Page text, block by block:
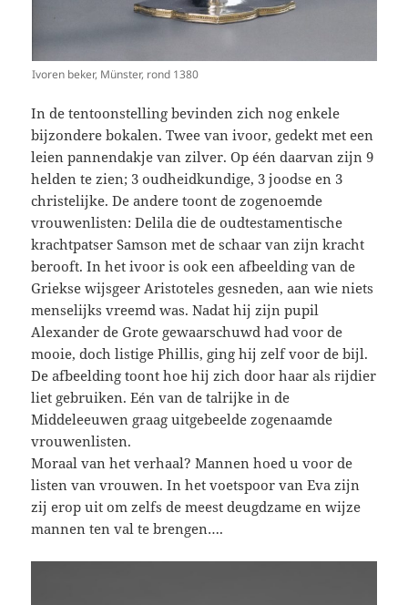
Ivoren beker, Münster, rond 1380
In de tentoonstelling bevinden zich nog enkele
bijzondere bokalen. Twee van ivoor, gedekt met een
leien pannendakje van zilver. Op één daarvan zijn 9
helden te zien; 3 oudheidkundige, 3 joodse en 3
christelijke. De andere toont de zogenoemde
vrouwenlisten: Delila die de oudtestamentische
krachtpatser Samson met de schaar van zijn kracht
berooft. In het ivoor is ook een afbeelding van de
Griekse wijsgeer Aristoteles gesneden, aan wie niets
menselijks vreemd was. Nadat hij zijn pupil
Alexander de Grote gewaarschuwd had voor de
mooie, doch listige Phillis, ging hij zelf voor de bijl.
De afbeelding toont hoe hij zich door haar als rijdier
liet gebruiken. Eén van de talrijke in de
Middeleeuwen graag uitgebeelde zogenaamde
vrouwenlisten.
Moraal van het verhaal? Mannen hoed u voor de
listen van vrouwen. In het voetspoor van Eva zijn
zij erop uit om zelfs de meest deugdzame en wijze
mannen ten val te brengen….